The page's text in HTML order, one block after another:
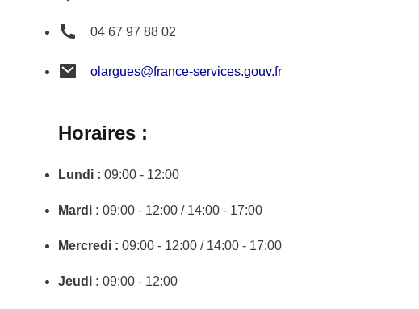
04 67 97 88 02
olargues@france-services.gouv.fr
Horaires :
Lundi : 09:00 - 12:00
Mardi : 09:00 - 12:00 / 14:00 - 17:00
Mercredi : 09:00 - 12:00 / 14:00 - 17:00
Jeudi : 09:00 - 12:00